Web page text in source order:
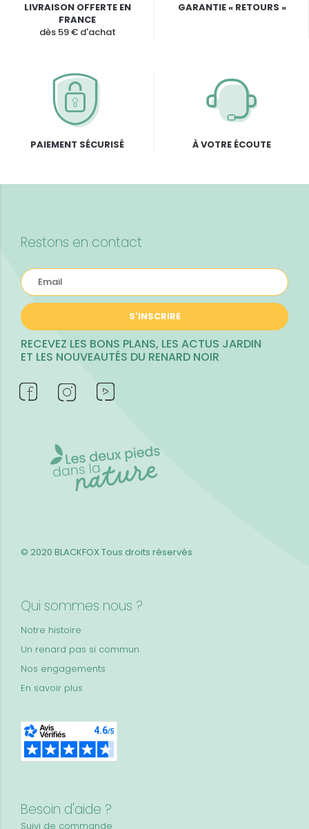
LIVRAISON OFFERTE EN
FRANCE
dès 59 € d'achat
GARANTIE « RETOURS »
PAIEMENT SÉCURISÉ À VOTRE ÉCOUTE
Restons en contact
S'INSCRIRE
RECEVEZ LES BONS PLANS, LES ACTUS JARDIN
ET LES NOUVEAUTÉS DU RENARD NOIR
Qui sommes nous ?
Notre histoire
Un renard pas si commun
Nos engagements
En savoir plus
Besoin d'aide ?
Suivi de commande
© 2020 BLACKFOXTous droits réservés